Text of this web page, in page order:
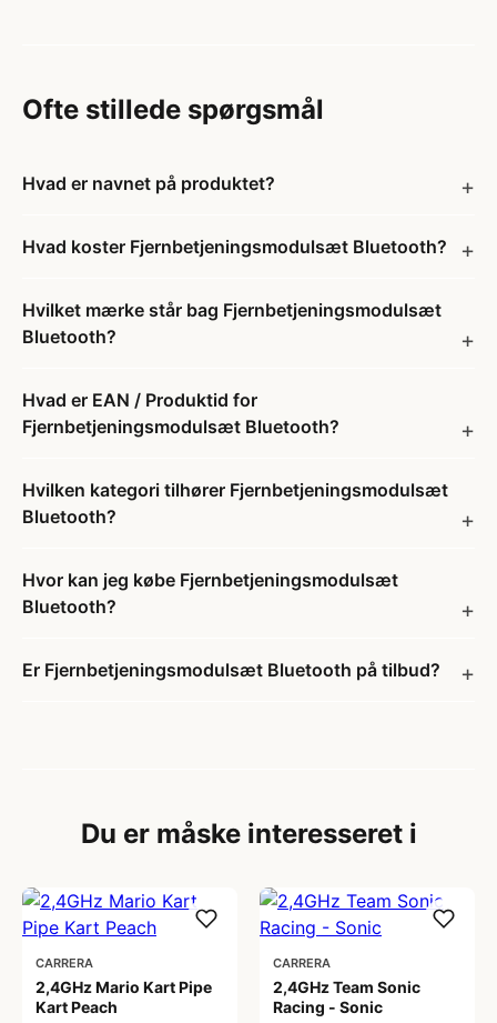
Ofte stillede spørgsmål
Hvad er navnet på produktet?
Hvad koster Fjernbetjeningsmodulsæt Bluetooth?
Hvilket mærke står bag Fjernbetjeningsmodulsæt
Bluetooth?
Hvad er EAN / Produktid for
Fjernbetjeningsmodulsæt Bluetooth?
Hvilken kategori tilhører Fjernbetjeningsmodulsæt
Bluetooth?
Hvor kan jeg købe Fjernbetjeningsmodulsæt
Bluetooth?
Er Fjernbetjeningsmodulsæt Bluetooth på tilbud?
Du er måske interesseret i
CARRERA
2,4GHz Mario Kart Pipe
Kart Peach
CARRERA
2,4GHz Team Sonic
Racing - Sonic